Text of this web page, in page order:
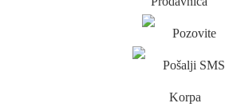
Pozovite
Pošalji SMS
Korpa